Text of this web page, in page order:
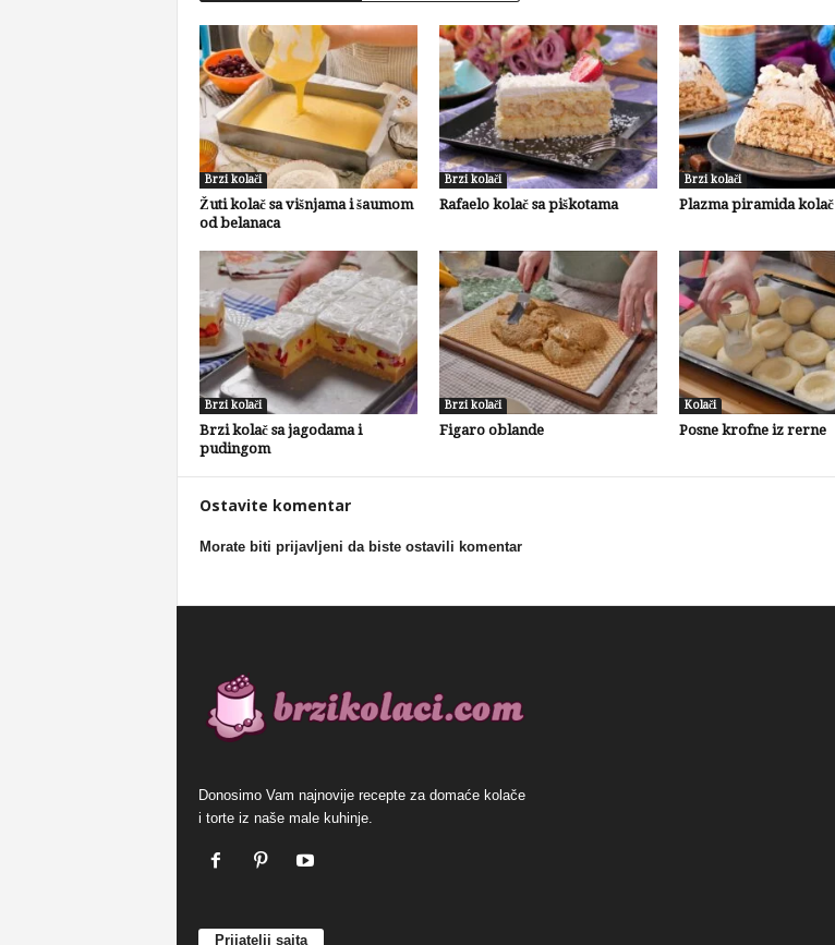
Brzi kolači
Žuti kolač sa višnjama i šaumom
od belanaca
Brzi kolači
Rafaelo kolač sa piškotama
Brzi kolači
Plazma piramida kolač
Brzi kolači
Brzi kolač sa jagodama i
pudingom
Brzi kolači
Figaro oblande
Kolači
Posne krofne iz rerne
Ostavite komentar
Morate biti prijavljeni da biste ostavili komentar
Donosimo Vam najnovije recepte za domaće kolače
i torte iz naše male kuhinje.
Prijatelji sajta